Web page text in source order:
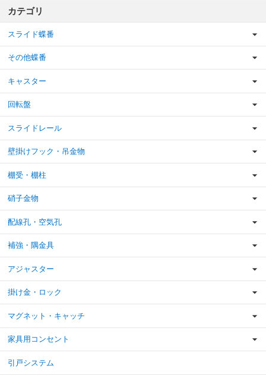
カテゴリ
スライド蝶番
その他蝶番
キャスター
回転盤
スライドレール
壁掛けフック・吊金物
棚受・棚柱
硝子金物
配線孔・空気孔
補強・隅金具
アジャスター
掛け金・ロック
マグネット・キャッチ
家具用コンセント
引戸システム